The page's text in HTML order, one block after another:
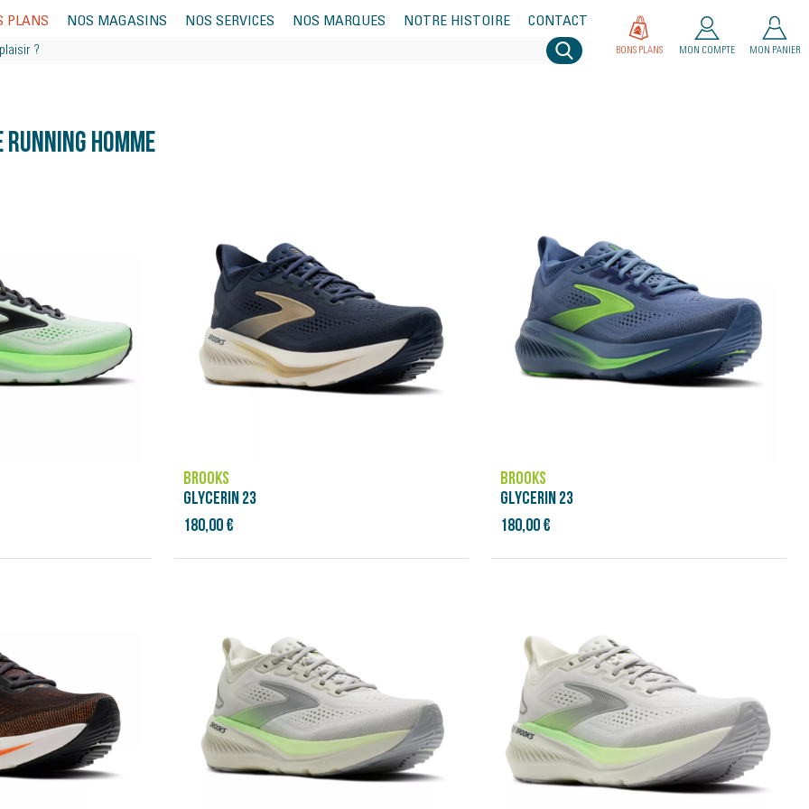
PLANS NOS MAGASINS NOS SERVICES NOS MARQUES NOTRE HISTOIRE CONTACT
BONS PLANS MON COMPTE MON PANIER
running homme
BROOKS
GLYCERIN 23
180,00 €
BROOKS
GLYCERIN 23
180,00 €